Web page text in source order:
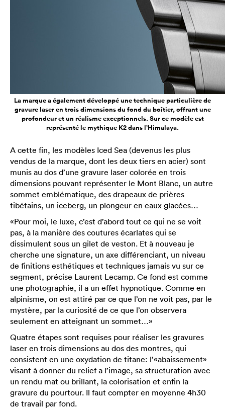
La marque a également développé une technique particulière de
gravure laser en trois dimensions du fond du boîtier, offrant une
profondeur et un réalisme exceptionnels. Sur ce modèle est
représenté le mythique K2 dans l’Himalaya.
A cette fin, les modèles Iced Sea (devenus les plus
vendus de la marque, dont les deux tiers en acier) sont
munis au dos d’une gravure laser colorée en trois
dimensions pouvant représenter le Mont Blanc, un autre
sommet emblématique, des drapeaux de prières
tibétains, un iceberg, un plongeur en eaux glacées…
«Pour moi, le luxe, c’est d’abord tout ce qui ne se voit
pas, à la manière des coutures écarlates qui se
dissimulent sous un gilet de veston. Et à nouveau je
cherche une signature, un axe différenciant, un niveau
de finitions esthétiques et techniques jamais vu sur ce
segment, précise Laurent Lecamp. Ce fond est comme
une photographie, il a un effet hypnotique. Comme en
alpinisme, on est attiré par ce que l’on ne voit pas, par le
mystère, par la curiosité de ce que l’on observera
seulement en atteignant un sommet…»
Quatre étapes sont requises pour réaliser les gravures
laser en trois dimensions au dos des montres, qui
consistent en une oxydation de titane: l’«abaissement»
visant à donner du relief a l’image, sa structuration avec
un rendu mat ou brillant, la colorisation et enfin la
gravure du pourtour. Il faut compter en moyenne 4h30
de travail par fond.